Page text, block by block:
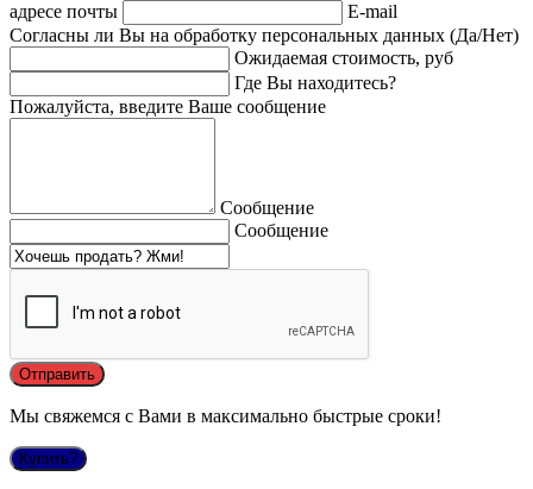
адресе почты
E-mail
Согласны ли Вы на обработку персональных данных (Да/Нет)
Ожидаемая стоимость, руб
Где Вы находитесь?
Пожалуйста, введите Ваше сообщение
Сообщение
Сообщение
Мы свяжемся с Вами в максимально быстрые сроки!
Купить?